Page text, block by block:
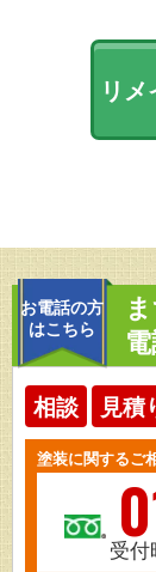
リ
お電話の方
はこちら
相談 見積
塗装に関するご
受付